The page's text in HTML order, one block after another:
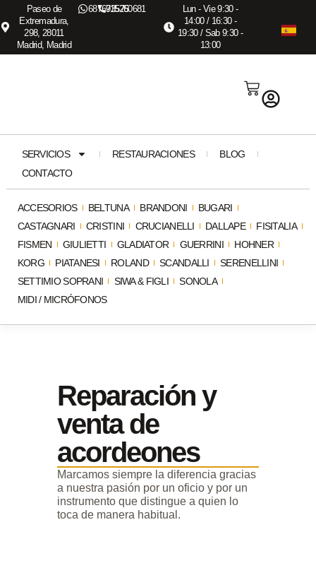
Paseo de
Extremadura,
298, 28011
Madrid, Madrid
687673575
915260681
Lun - Vie 9:30 -
14:00 / 16:30 -
19:30 / Sab 9:30 -
13:00
ACCESORIOS BELTUNA BRANDONI
BUGARI
CASTAGNARI
CRISTINI CRUCIANELLI DALLAPE
FISITALIA
FISMEN
GIULIETTI GLADIATOR GUERRINI
HOHNER
KORG
PIATANESI ROLAND SCANDALLI
SERENELLINI
SETTIMIO SOPRANI
SIWA & FIGLI
SONOLA
MIDI / MICRÓFONOS
SERVICIOS RESTAURACIONES
BLOG
CONTACTO
Reparación y
venta de
acordeones
Marcamos siempre la diferencia gracias
a nuestra pasión por un oficio y por un
instrumento que distingue a quien lo
toca de manera habitual.